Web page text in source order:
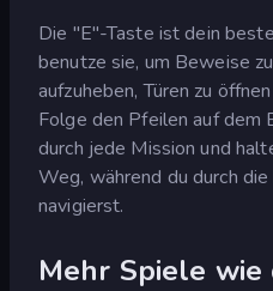
Die "E"-Taste ist dein
benutze sie, um Beweise
aufzuheben, Türen zu
Folge den Pfeilen auf dem
durch jede Mission und
Weg, während du durch
navigierst.
Mehr Spiele wie